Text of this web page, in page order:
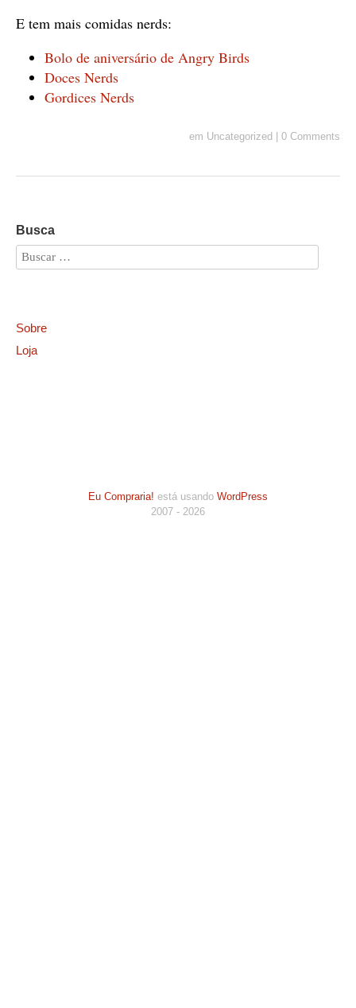
E tem mais comidas nerds:
Bolo de aniversário de Angry Birds
Doces Nerds
Gordices Nerds
em Uncategorized 0 Comments
Busca
Sobre
Loja
Eu Compraria! está usando WordPress
2007 - 2026